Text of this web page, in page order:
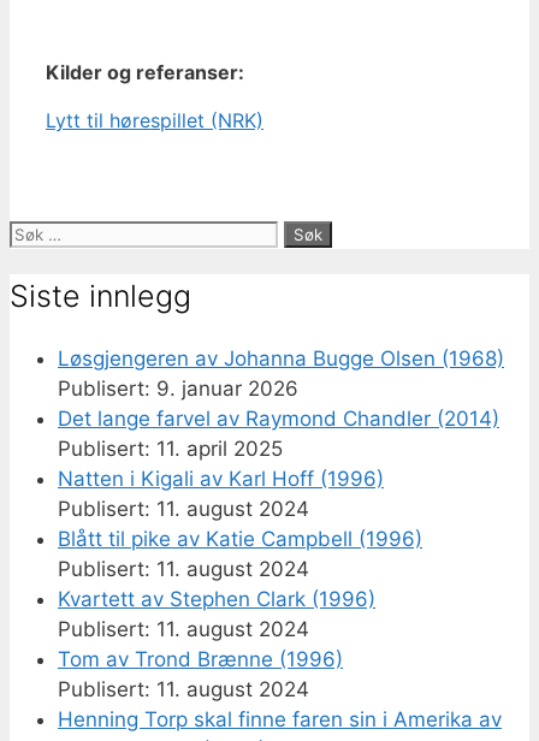
Kilder og referanser:
Lytt til hørespillet (NRK)
Søk
Siste innlegg
Løsgjengeren av Johanna Bugge Olsen (1968)
9. januar 2026
Det lange farvel av Raymond Chandler (2014)
11. april 2025
Natten i Kigali av Karl Hoff (1996)
11. august 2024
Blått til pike av Katie Campbell (1996)
11. august 2024
Kvartett av Stephen Clark (1996)
11. august 2024
Tom av Trond Brænne (1996)
11. august 2024
Henning Torp skal finne faren sin i Amerika av